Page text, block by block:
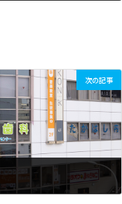
次の記事